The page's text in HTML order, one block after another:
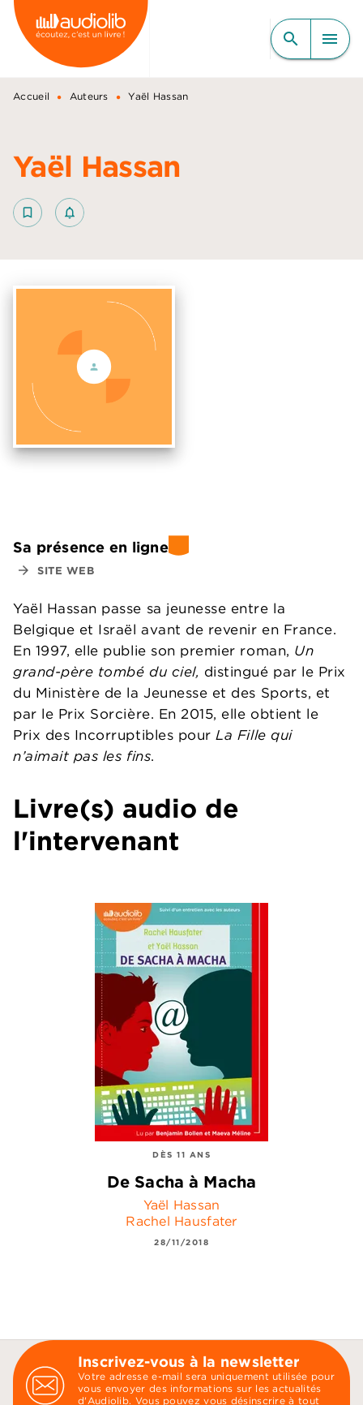
MENU RECHERCHE
CONTENU
PIED DE PAGE
search menu
Accueil • Auteurs • Yaël Hassan
Yaël Hassan
bookmark_border notifications_none_outlined
Yaël Hassan passe sa jeunesse entre la
Belgique et Israël avant de revenir en France.
En 1997, elle publie son premier roman, Un
grand-père tombé du ciel, distingué par le Prix
du Ministère de la Jeunesse et des Sports, et
par le Prix Sorcière. En 2015, elle obtient le
Prix des Incorruptibles pourLa Fille qui
n’aimait pas les fins.
Sa présence en ligne
arrow_forward SITE WEB
Livre(s) audio de
l'intervenant
DÈS 11 ANS
De Sacha à Macha
Yaël Hassan
Rachel Hausfater
28/11/2018
Inscrivez-vous à la newsletter
Votre adresse e-mail sera uniquement utilisée pour
vous envoyer des informations sur les actualités
d'Audiolib. Vous pouvez vous désinscrire à tout